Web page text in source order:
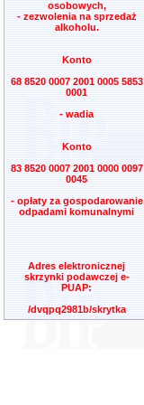
osobowych,
- zezwolenia na sprzedaż
alkoholu.
Konto
68 8520 0007 2001 0005 5853
0001
- wadia
Konto
83 8520 0007 2001 0000 0097
0045
- opłaty za gospodarowanie
odpadami komunalnymi
Adres elektronicznej
skrzynki podawczej e-
PUAP:
/dvqpq2981b/skrytka